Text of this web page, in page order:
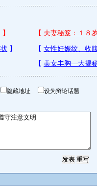
隐藏地址 设为辩论话题